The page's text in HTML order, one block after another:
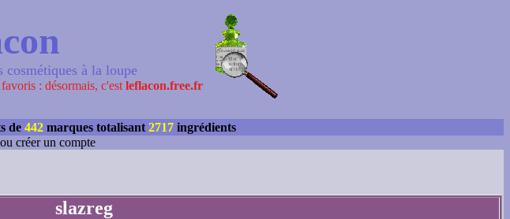
à la loupe
: désormais, c'est leflacon.free.fr
de 442 marques totalisant 2717 ingrédients
créer un compte
slazreg